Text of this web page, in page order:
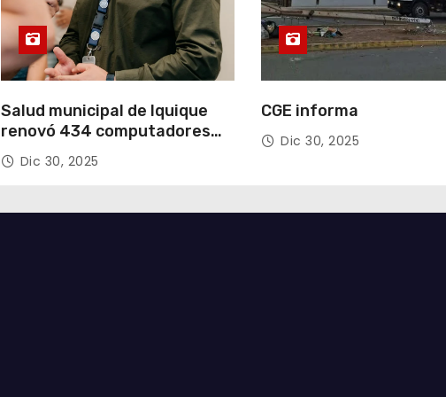
Salud municipal de Iquique
renovó 434 computadores
con fondos del Gobierno de
Tarapacá
Dic 30, 2025
CGE informa
Dic 30, 2025